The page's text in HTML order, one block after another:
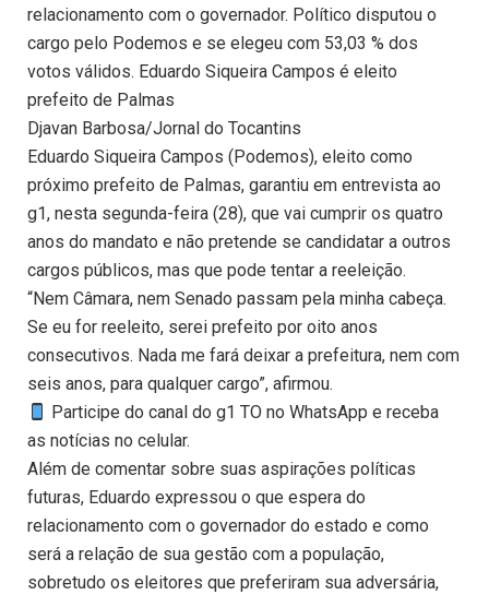
relacionamento com o governador. Político disputou o
cargo pelo Podemos e se elegeu com 53,03 % dos
votos válidos. Eduardo Siqueira Campos é eleito
prefeito de Palmas
Djavan Barbosa/Jornal do Tocantins
Eduardo Siqueira Campos (Podemos), eleito como
próximo prefeito de Palmas, garantiu em entrevista ao
g1, nesta segunda-feira (28), que vai cumprir os quatro
anos do mandato e não pretende se candidatar a outros
cargos públicos, mas que pode tentar a reeleição.
“Nem Câmara, nem Senado passam pela minha cabeça.
Se eu for reeleito, serei prefeito por oito anos
consecutivos. Nada me fará deixar a prefeitura, nem com
seis anos, para qualquer cargo”, afirmou.
Participe do canal do g1 TO no WhatsApp e receba
as notícias no celular.
Além de comentar sobre suas aspirações políticas
futuras, Eduardo expressou o que espera do
relacionamento com o governador do estado e como
será a relação de sua gestão com a população,
sobretudo os eleitores que preferiram sua adversária,